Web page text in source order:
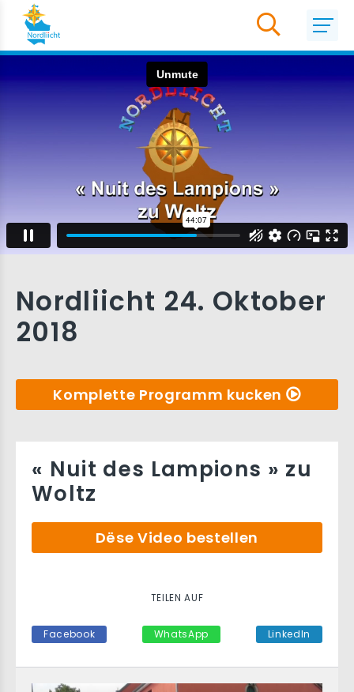
Nordliicht 24. Oktober
2018
Komplette Programm kucken
« Nuit des Lampions » zu
Woltz
Dëse Video bestellen
TEILEN AUF
Facebook WhatsApp LinkedIn